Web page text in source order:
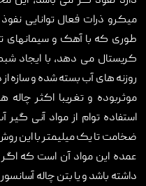
میکرو ذرات فعال توانایی
طوری که با آهک و
کریستال می دهد، با ایجاد
روزنه های آب بسته شده و سازه
موثربوده و تغریبا اکثر چاله
استفاده توام از مواد آنی
ضخامت تا یک میلیمتر با این
عمده این مواد آن است که
داشته باشد و یا بتن چاله